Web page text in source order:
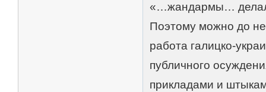
«…жандармы…
Поэтому можно до
работа галицко-
публичного
прикладами и